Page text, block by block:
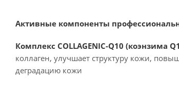
Активные компоненты
Комплекс COLLAGENIC-Q10 (коэнзима
коллаген, улучшает структуру кожи,
деградацию кожи